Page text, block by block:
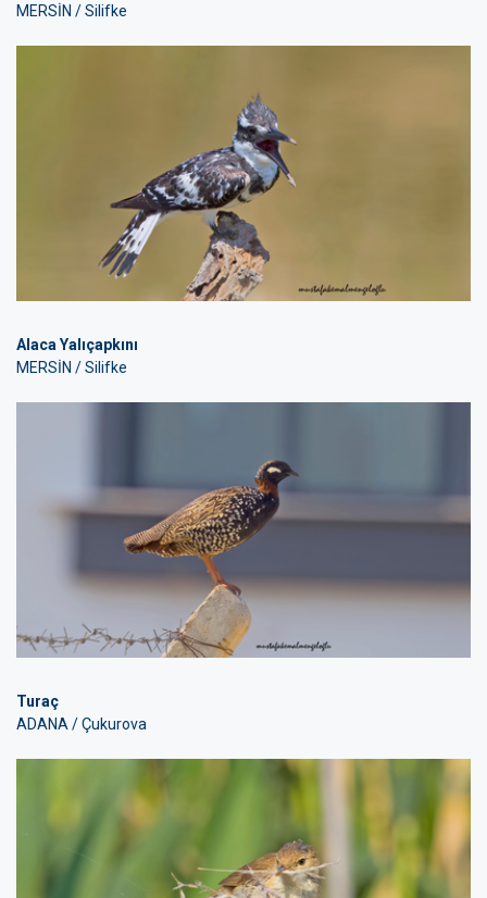
MERSİN / Silifke
Alaca Yalıçapkını
MERSİN / Silifke
Turaç
ADANA / Çukurova